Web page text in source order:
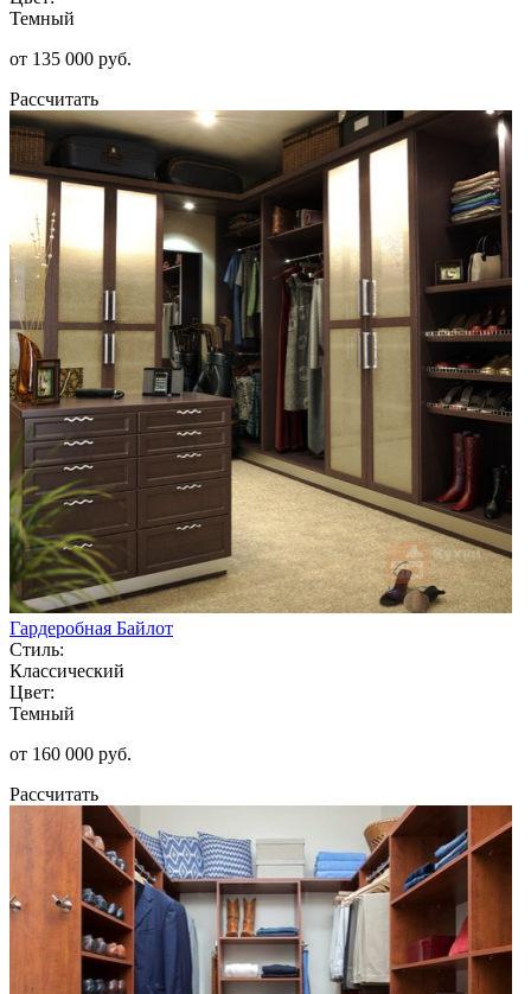
Темный
от 135 000 руб.
Рассчитать
Гардеробная Байлот
Стиль:
Классический
Цвет:
Темный
от 160 000 руб.
Рассчитать